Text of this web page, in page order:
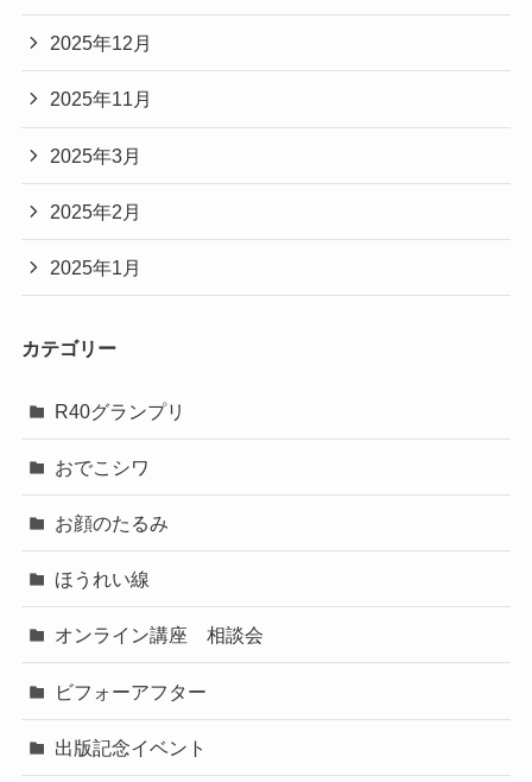
2025年12月
2025年11月
2025年3月
2025年2月
2025年1月
カテゴリー
R40グランプリ
おでこシワ
お顔のたるみ
ほうれい線
オンライン講座 相談会
ビフォーアフター
出版記念イベント